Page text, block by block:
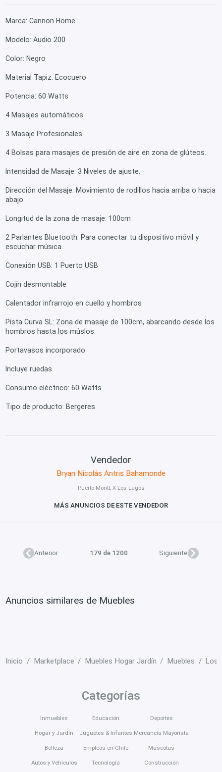
Marca: Cannon Home
Modelo: Audio 200
Color: Negro
Material Tapiz: Ecocuero
Potencia: 60 Watts
4 Masajes automáticos
3 Masaje Profesionales
4 Bolsas para masajes de presión de aire en zona de glúteos.
Intensidad de Masaje: 3 Niveles de ajuste.
Dirección del Masaje: Movimiento de rodillos hacia arriba o hacia
abajo.
Longitud de la zona de masaje: 100cm
2 Parlantes Bluetooth: Para conectar tu dispositivo móvil y
escuchar música.
Conexión USB: 1 Puerto USB
Cojín desmontable
Calentador infrarrojo en cuello y hombros
Pista Curva SL: Zona de masaje de 100cm, abarcando desde los
hombros hasta los múslos.
Portavasos incorporado
Incluye ruedas
Consumo eléctrico: 60 Watts
Tipo de producto: Bergeres
Vendedor
Bryan Nicolás Antris Bahamonde
Puerto Montt, X Los Lagos
MÁS ANUNCIOS DE ESTE VENDEDOR
Anterior 179 de 1200 Siguiente
Anuncios similares de Muebles
Inicio Marketplace Muebles Hogar Jardín Muebles Los
Categorías
Inmuebles
Hogar y Jardín
Belleza
Autos y Vehículos
Educación
Juguetes & Infantes
Empleos en Chile
Tecnología
Deportes
Mercancía Mayorista
Mascotas
Construcción